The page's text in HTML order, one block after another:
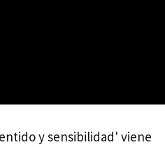
y sensibilidad' viene